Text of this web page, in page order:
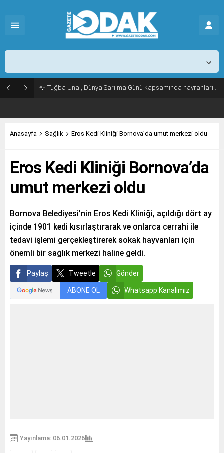
Tuğba Ünal, Dünya Sarılma Günü kapsamında hayranlarıyla buluştu
Anasayfa Sağlık Eros Kedi Kliniği Bornova’da umut merkezi oldu
Eros Kedi Kliniği Bornova’da
umut merkezi oldu
Bornova Belediyesi’nin Eros Kedi Kliniği, açıldığı dört ay
içinde 1901 kedi kısırlaştırarak ve onlarca cerrahi ile
tedavi işlemi gerçekleştirerek sokak hayvanları için
önemli bir sağlık merkezi haline geldi.
Paylaş Tweetle Gönder
ABONE OL Whatsapp Kanalımız
Yayınlama: 06.01.2026